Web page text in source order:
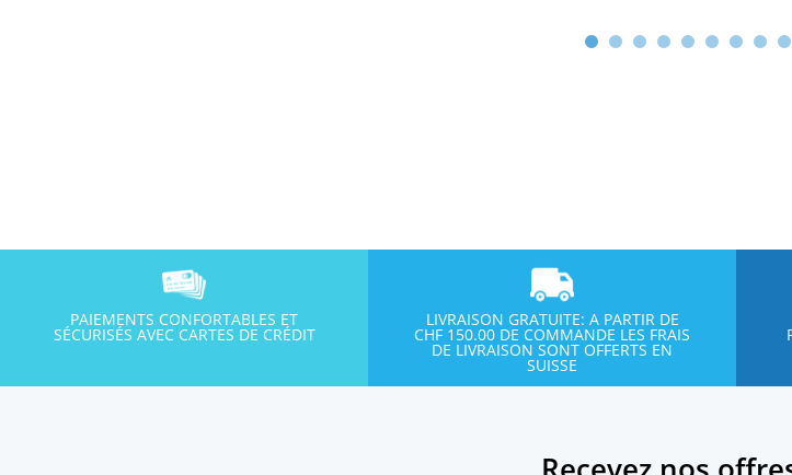
PAIEMENTS CONFORTABLES ET
SÉCURISÉS AVEC CARTES DE CRÉDIT
LIVRAISON GRATUITE: A PARTIR DE
CHF 150.00 DE COMMANDE LES FRAIS
DE LIVRAISON SONT OFFERTS EN
SUISSE